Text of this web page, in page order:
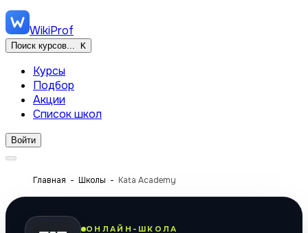
WikiProf
Поиск курсов... K
Курсы
Подбор
Акции
Список школ
Войти
Главная Школы Kata Academy
ОНЛАЙН-ШКОЛА